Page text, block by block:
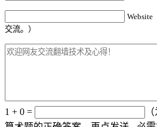
Website
交流。）
1 + 0 =